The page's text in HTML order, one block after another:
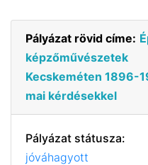
Pályázat rövid címe:
képzőművészetek
Kecskeméten 1896-
mai kérdésekkel
Pályázat státusza:
jóváhagyott